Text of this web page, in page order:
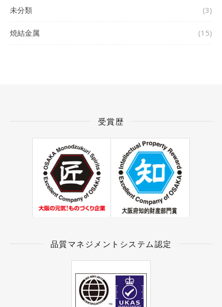
未分類 (3)
焼結金属 (15)
受賞歴
品質マネジメントシステム認定